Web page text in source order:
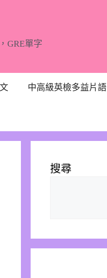
GRE單字
中高級英檢多益片語
搜尋